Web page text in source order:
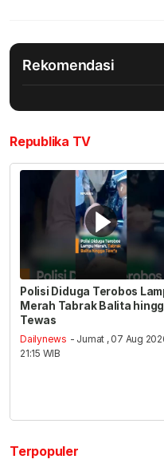
Rekomendasi
Republika TV
Polisi Diduga Terobos
Merah Tabrak Balita
Tewas
Dailynews - Jumat , 07 Aug
21:15 WIB
Terpopuler